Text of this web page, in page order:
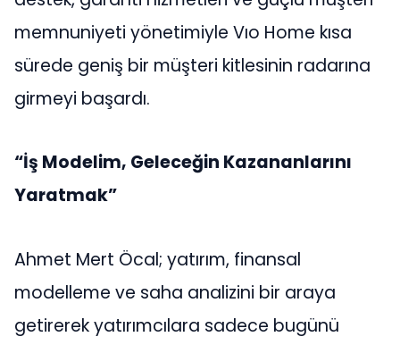
memnuniyeti yönetimiyle Vıo Home kısa
sürede geniş bir müşteri kitlesinin radarına
girmeyi başardı.
“İş Modelim, Geleceğin Kazananlarını
Yaratmak”
Ahmet Mert Öcal; yatırım, finansal
modelleme ve saha analizini bir araya
getirerek yatırımcılara sadece bugünü